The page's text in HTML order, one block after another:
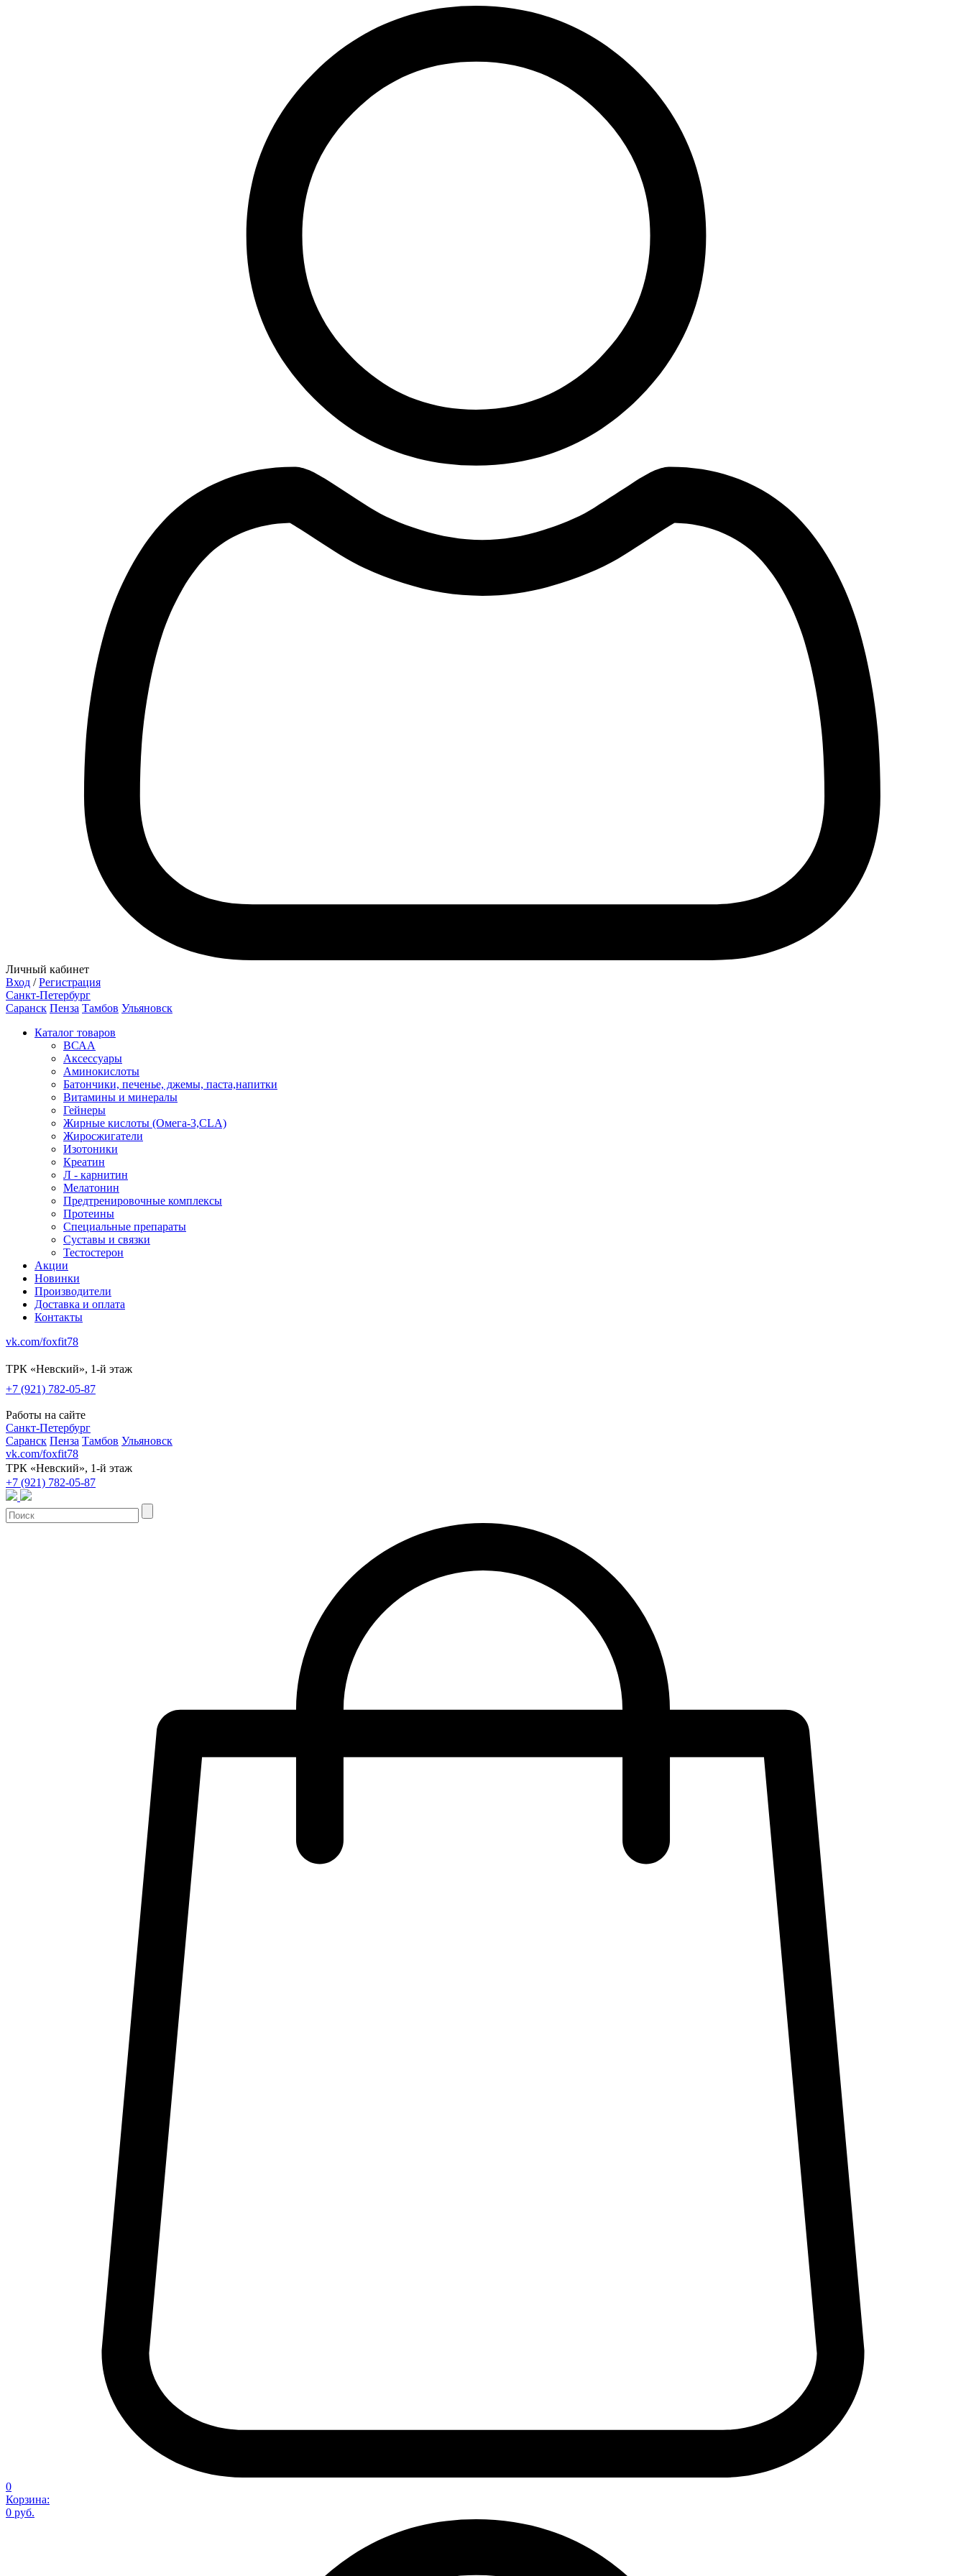
Личный кабинет
Вход / Регистрация
Санкт-Петербург
Саранск Пенза Тамбов Ульяновск
Каталог товаров
ВСАА
Аксессуары
Аминокислоты
Батончики, печенье, джемы, паста,напитки
Витамины и минералы
Гейнеры
Жирные кислоты (Омега-3,CLA)
Жиросжигатели
Изотоники
Креатин
Л - карнитин
Мелатонин
Предтренировочные комплексы
Протеины
Специальные препараты
Суставы и связки
Тестостерон
Акции
Новинки
Производители
Доставка и оплата
Контакты
vk.com/foxfit78
ТРК «Невский», 1-й этаж
+7 (921) 782-05-87
Работы на сайте
Санкт-Петербург
Саранск Пенза Тамбов Ульяновск
vk.com/foxfit78
ТРК «Невский», 1-й этаж
+7 (921) 782-05-87
0
Корзина:
0 руб.